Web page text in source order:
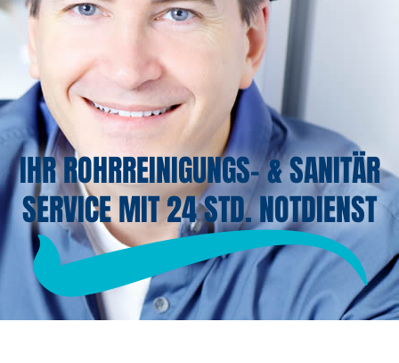
IHR ROHRREINIGUNGS- & SANITÄR
SERVICE MIT 24 STD. NOTDIENST